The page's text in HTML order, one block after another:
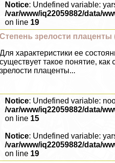
Notice: Undefined variable:
/var/www/iq22059882/data/
on line 19
Степень зрелости плаценты
Для хаpaктеристики ее
существует такое понятие, как
зрелости плаценты...
Notice: Undefined variable:
/var/www/iq22059882/data/
on line 15
Notice: Undefined variable:
/var/www/iq22059882/data/
on line 19